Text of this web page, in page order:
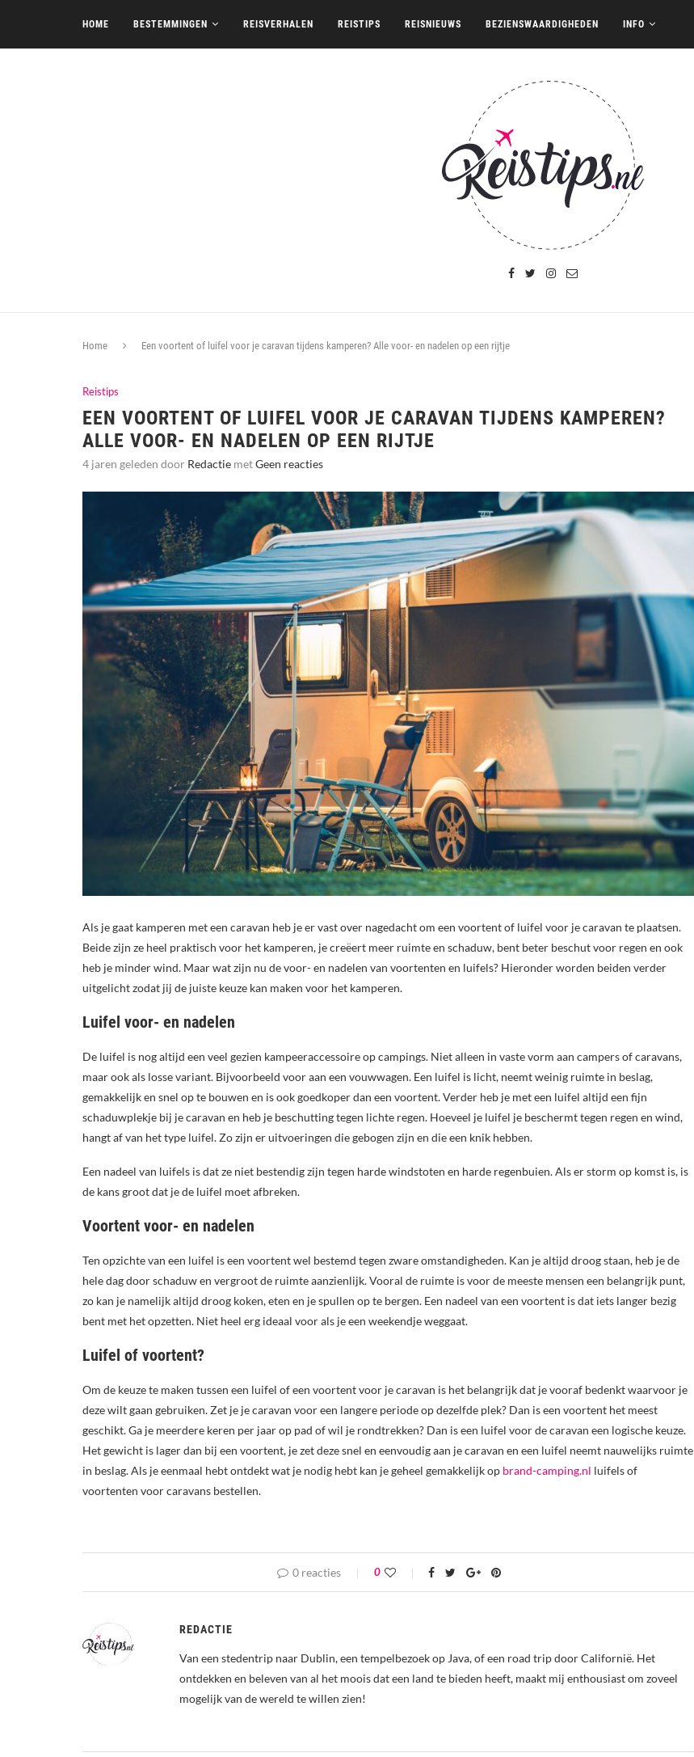
HOME BESTEMMINGEN REISVERHALEN REISTIPS REISNIEUWS BEZIENSWAARDIGHEDEN INFO
Home Een voortent of luifel voor je caravan tijdens kamperen? Alle voor- en nadelen op een rijtje
Reistips
EEN VOORTENT OF LUIFEL VOOR JE CARAVAN TIJDENS KAMPEREN?
ALLE VOOR- EN NADELEN OP EEN RIJTJE
4 jaren geleden door Redactie metGeen reacties
Als je gaat kamperen met een caravan heb je er vast over nagedacht om een voortent of luifel voor je caravan te plaatsen.
Beide zijn ze heel praktisch voor het kamperen, je creëert meer ruimte en schaduw, bent beter beschut voor regen en ook
heb je minder wind. Maar wat zijn nu de voor- en nadelen van voortenten en luifels? Hieronder worden beiden verder
uitgelicht zodat jij de juiste keuze kan maken voor het kamperen.
Luifel voor- en nadelen
De luifel is nog altijd een veel gezien kampeeraccessoire op campings. Niet alleen in vaste vorm aan campers of caravans,
maar ook als losse variant. Bijvoorbeeld voor aan een vouwwagen. Een luifel is licht, neemt weinig ruimte in beslag,
gemakkelijk en snel op te bouwen en is ook goedkoper dan een voortent. Verder heb je met een luifel altijd een fijn
schaduwplekje bij je caravan en heb je beschutting tegen lichte regen. Hoeveel je luifel je beschermt tegen regen en wind,
hangt af van het type luifel. Zo zijn er uitvoeringen die gebogen zijn en die een knik hebben.
Een nadeel van luifels is dat ze niet bestendig zijn tegen harde windstoten en harde regenbuien. Als er storm op komst is, is
de kans groot dat je de luifel moet afbreken.
Voortent voor- en nadelen
Ten opzichte van een luifel is een voortent wel bestemd tegen zware omstandigheden. Kan je altijd droog staan, heb je de
hele dag door schaduw en vergroot de ruimte aanzienlijk. Vooral de ruimte is voor de meeste mensen een belangrijk punt,
zo kan je namelijk altijd droog koken, eten en je spullen op te bergen. Een nadeel van een voortent is dat iets langer bezig
bent met het opzetten. Niet heel erg ideaal voor als je een weekendje weggaat.
Luifel of voortent?
Om de keuze te maken tussen een luifel of een voortent voor je caravan is het belangrijk dat je vooraf bedenkt waarvoor je
deze wilt gaan gebruiken. Zet je je caravan voor een langere periode op dezelfde plek? Dan is een voortent het meest
geschikt. Ga je meerdere keren per jaar op pad of wil je rondtrekken? Dan is een luifel voor de caravan een logische keuze.
Het gewicht is lager dan bij een voortent, je zet deze snel en eenvoudig aan je caravan en een luifel neemt nauwelijks ruimte
in beslag. Als je eenmaal hebt ontdekt wat je nodig hebt kan je geheel gemakkelijk op brand-camping.nl luifels of
voortenten voor caravans bestellen.
0 reacties 0
REDACTIE
Van een stedentrip naar Dublin, een tempelbezoek op Java, of een road trip door Californië. Het
ontdekken en beleven van al het moois dat een land te bieden heeft, maakt mij enthousiast om zoveel
mogelijk van de wereld te willen zien!